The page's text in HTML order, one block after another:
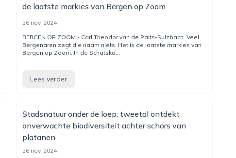
de laatste markies van Bergen op Zoom
26 nov. 2024
BERGEN OP ZOOM - Carl Theodor van de Palts-Sulzbach. Veel
Bergenaren zegt die naam niets. Het is de laatste markies van
Bergen op Zoom. In de Schatska...
Lees verder
Stadsnatuur onder de loep: tweetal ontdekt
onverwachte biodiversiteit achter schors van
platanen
26 nov. 2024